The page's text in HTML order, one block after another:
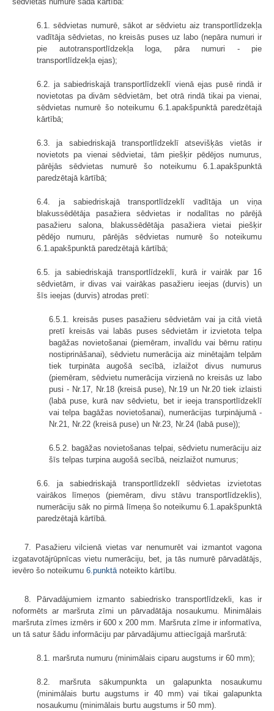
6.1. sēdvietas numurē, sākot ar sēdvietu aiz transportlīdzekļa
vadītāja sēdvietas, no kreisās puses uz labo (nepāra numuri ir
pie autotransportlīdzekļa loga, pāra numuri - pie
transportlīdzekļa ejas);
6.2. ja sabiedriskajā transportlīdzeklī vienā ejas pusē rindā ir
novietotas pa divām sēdvietām, bet otrā rindā tikai pa vienai,
sēdvietas numurē šo noteikumu 6.1.apakšpunktā paredzētajā
kārtībā;
6.3. ja sabiedriskajā transportlīdzeklī atsevišķās vietās ir
novietots pa vienai sēdvietai, tām piešķir pēdējos numurus,
pārējās sēdvietas numurē šo noteikumu 6.1.apakšpunktā
paredzētajā kārtībā;
6.4. ja sabiedriskajā transportlīdzeklī vadītāja un viņa
blakussēdētāja pasažiera sēdvietas ir nodalītas no pārējā
pasažieru salona, blakussēdētāja pasažiera vietai piešķir
pēdējo numuru, pārējās sēdvietas numurē šo noteikumu
6.1.apakšpunktā paredzētajā kārtībā;
6.5. ja sabiedriskajā transportlīdzeklī, kurā ir vairāk par 16
sēdvietām, ir divas vai vairākas pasažieru ieejas (durvis) un
šīs ieejas (durvis) atrodas pretī:
6.5.1. kreisās puses pasažieru sēdvietām vai ja citā vietā
pretī kreisās vai labās puses sēdvietām ir izvietota telpa
bagāžas novietošanai (piemēram, invalīdu vai bērnu ratiņu
nostiprināšanai), sēdvietu numerācija aiz minētajām telpām
tiek turpināta augošā secībā, izlaižot divus numurus
(piemēram, sēdvietu numerācija virzienā no kreisās uz labo
pusi - Nr.17, Nr.18 (kreisā puse), Nr.19 un Nr.20 tiek izlaisti
(labā puse, kurā nav sēdvietu, bet ir ieeja transportlīdzeklī
vai telpa bagāžas novietošanai), numerācijas turpinājumā -
Nr.21, Nr.22 (kreisā puse) un Nr.23, Nr.24 (labā puse));
6.5.2. bagāžas novietošanas telpai, sēdvietu numerāciju aiz
šīs telpas turpina augošā secībā, neizlaižot numurus;
6.6. ja sabiedriskajā transportlīdzeklī sēdvietas izvietotas
vairākos līmeņos (piemēram, divu stāvu transportlīdzeklis),
numerāciju sāk no pirmā līmeņa šo noteikumu 6.1.apakšpunktā
paredzētajā kārtībā.
7. Pasažieru vilcienā vietas var nenumurēt vai izmantot vagona
izgatavotājrūpnīcas vietu numerāciju, bet, ja tās numurē pārvadātājs,
ievēro šo noteikumu 6.punktānoteikto kārtību.
8. Pārvadājumiem izmanto sabiedrisko transportlīdzekli, kas ir
noformēts ar maršruta zīmi un pārvadātāja nosaukumu. Minimālais
maršruta zīmes izmērs ir 600 x 200 mm. Maršruta zīme ir informatīva,
un tā satur šādu informāciju par pārvadājumu attiecīgajā maršrutā:
8.1. maršruta numuru (minimālais ciparu augstums ir 60 mm);
8.2. maršruta sākumpunkta un galapunkta nosaukumu
(minimālais burtu augstums ir 40 mm) vai tikai galapunkta
nosaukumu (minimālais burtu augstums ir 50 mm).